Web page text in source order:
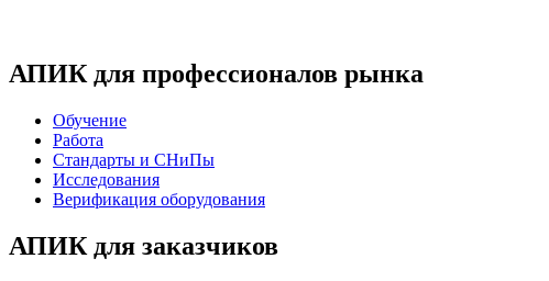
АПИК для профессионалов рынка
Обучение
Работа
Стандарты и СНиПы
Исследования
Верификация оборудования
АПИК для заказчиков